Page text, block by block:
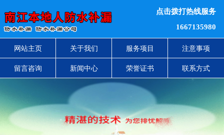
点击拨打热线服务
1667135980
网站主页 关于我们 服务项目 注意事项
留言咨询 新闻中心 荣誉证书 联系方式